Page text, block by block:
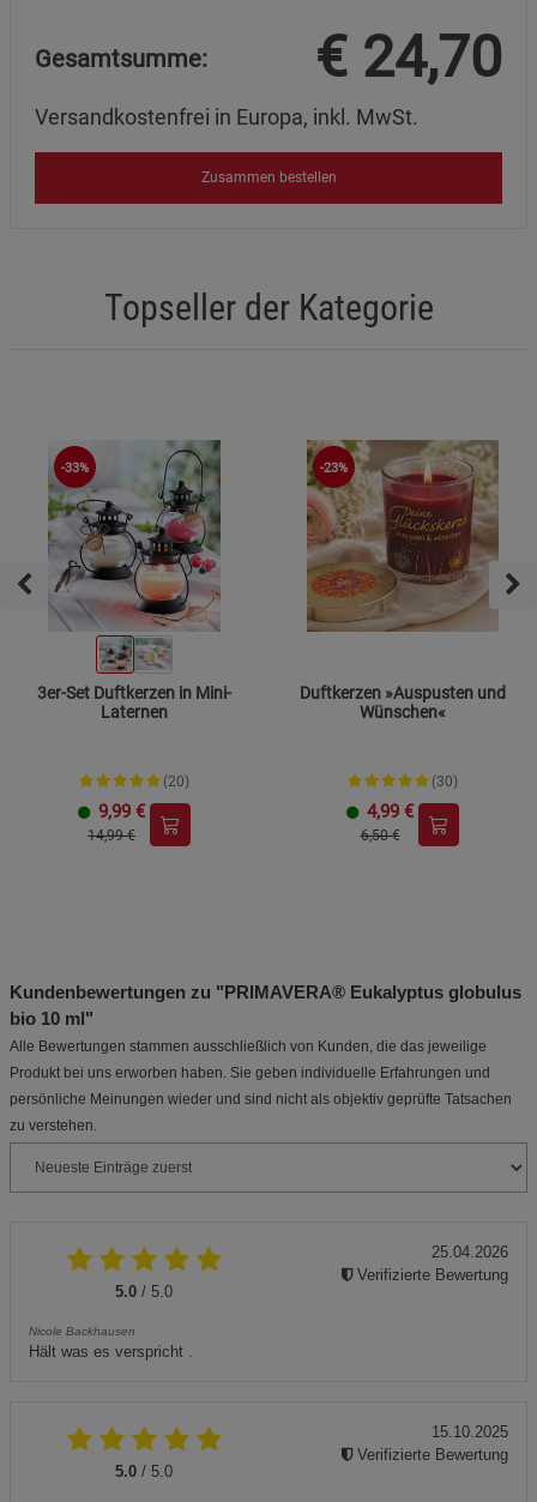
Gesamtsumme: € 24,70
Versandkostenfrei in Europa, inkl. MwSt.
Zusammen bestellen
Topseller der Kategorie
-33%
3er-Set Duftkerzen in Mini-
Laternen
(20)
9,99 €
14,99 €
-23%
Duftkerzen »Auspusten und
Wünschen«
(30)
4,99 €
6,50 €
Kundenbewertungen zu "PRIMAVERA® Eukalyptus globulus
bio 10 ml"
Alle Bewertungen stammen ausschließlich von Kunden, die das jeweilige
Produkt bei uns erworben haben. Sie geben individuelle Erfahrungen und
persönliche Meinungen wieder und sind nicht als objektiv geprüfte Tatsachen
zu verstehen.
5.0 / 5.0
Nicole Backhausen
Hält was es verspricht .
25.04.2026
Verifizierte Bewertung
5.0 / 5.0
15.10.2025
Verifizierte Bewertung